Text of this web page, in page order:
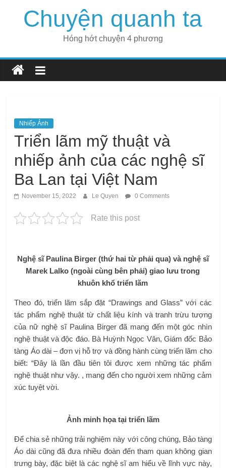
Chuyện quanh ta
Hóng hớt chuyện 4 phương
Nhiếp Ảnh
Triển lãm mỹ thuật và
nhiếp ảnh của các nghệ sĩ
Ba Lan tại Việt Nam
November 15, 2022 Le Quyen 0 Comments
Rate this post
Nghệ sĩ Paulina Birger (thứ hai từ phải qua) và nghệ sĩ
Marek Lalko (ngoài cùng bên phải) giao lưu trong
khuôn khổ triển lãm
Theo đó, triển lãm sắp đặt “Drawings and Glass” với các
tác phẩm nghệ thuật từ chất liệu kính và tranh trừu tượng
của nữ nghệ sĩ Paulina Birger đã mang đến một góc nhìn
nghệ thuật và độc đáo. Bà Huỳnh Ngọc Vân, Giám đốc Bảo
tàng Áo dài – đơn vị hỗ trợ và đồng hành cùng triển lãm cho
biết: “Đây là lần đầu tiên tôi được xem những tác phẩm
nghệ thuật như vậy. , mang đến cho người xem những cảm
xúc tuyệt vời.
Ảnh minh họa tại triển lãm
Để chia sẻ những trải nghiệm này với công chúng, Bảo tàng
Áo dài cũng đã đưa nhiều đoàn đến tham quan không gian
trưng bày, đặc biệt là các nghệ sĩ am hiểu về lĩnh vực này,